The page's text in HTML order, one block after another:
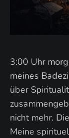
3:00 Uhr
meines
über
nicht mehr.
Meine